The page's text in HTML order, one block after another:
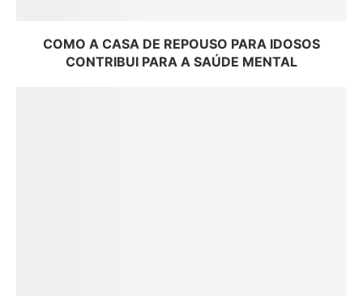
COMO A CASA DE REPOUSO PARA IDOSOS
CONTRIBUI PARA A SAÚDE MENTAL